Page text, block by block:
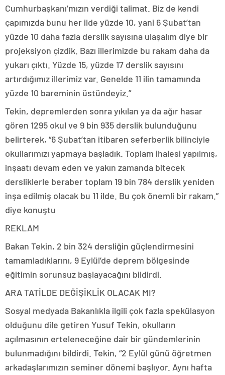
Cumhurbaşkanı’mızın verdiği talimat. Biz de kendi
çapımızda bunu her ilde yüzde 10, yani 6 Şubat’tan
yüzde 10 daha fazla derslik sayısına ulaşalım diye bir
projeksiyon çizdik. Bazı illerimizde bu rakam daha da
yukarı çıktı. Yüzde 15, yüzde 17 derslik sayısını
artırdığımız illerimiz var. Genelde 11 ilin tamamında
yüzde 10 bareminin üstündeyiz.”
Tekin, depremlerden sonra yıkılan ya da ağır hasar
gören 1295 okul ve 9 bin 935 derslik bulunduğunu
belirterek, “6 Şubat’tan itibaren seferberlik bilinciyle
okullarımızı yapmaya başladık. Toplam ihalesi yapılmış,
inşaatı devam eden ve yakın zamanda bitecek
dersliklerle beraber toplam 19 bin 784 derslik yeniden
inşa edilmiş olacak bu 11 ilde. Bu çok önemli bir rakam.”
diye konuştu
REKLAM
Bakan Tekin, 2 bin 324 dersliğin güçlendirmesini
tamamladıklarını, 9 Eylül’de deprem bölgesinde
eğitimin sorunsuz başlayacağını bildirdi.
ARA TATİLDE DEĞİŞİKLİK OLACAK MI?
Sosyal medyada Bakanlıkla ilgili çok fazla spekülasyon
olduğunu dile getiren Yusuf Tekin, okulların
açılmasının erteleneceğine dair bir gündemlerinin
bulunmadığını bildirdi. Tekin, “2 Eylül günü öğretmen
arkadaşlarımızın seminer dönemi başlıyor. Aynı hafta